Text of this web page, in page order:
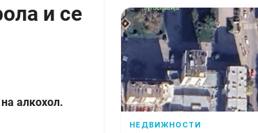
и се
алкохол.
НЕДВИЖНОСТИ